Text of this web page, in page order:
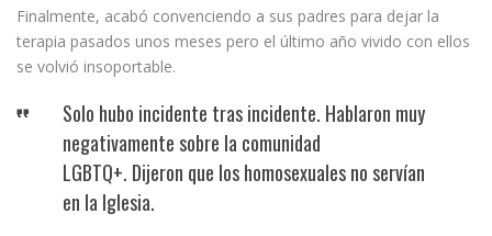
Finalmente, acabó convenciendo a sus padres para dejar la
terapia pasados unos meses pero el último año vivido con ellos
se volvió insoportable.
Solo hubo incidente tras incidente. Hablaron muy
negativamente sobre la comunidad
LGBTQ+. Dijeron que los homosexuales no servían
en la Iglesia.